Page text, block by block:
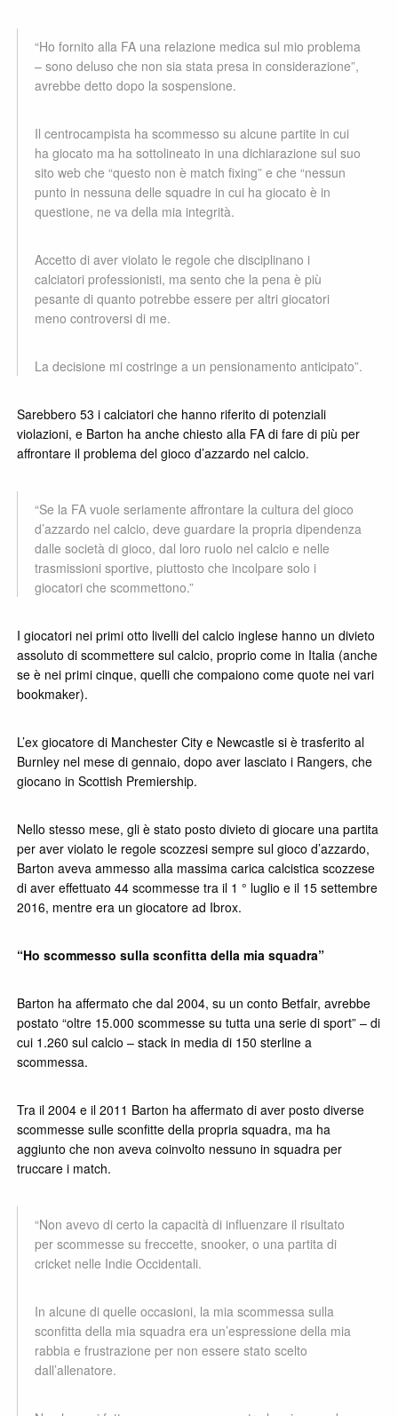
“Ho fornito alla FA una relazione medica sul mio problema
– sono deluso che non sia stata presa in considerazione”,
avrebbe detto dopo la sospensione.
Il centrocampista ha scommesso su alcune partite in cui
ha giocato ma ha sottolineato in una dichiarazione sul suo
sito web che “questo non è match fixing” e che “nessun
punto in nessuna delle squadre in cui ha giocato è in
questione, ne va della mia integrità.
Accetto di aver violato le regole che disciplinano i
calciatori professionisti, ma sento che la pena è più
pesante di quanto potrebbe essere per altri giocatori
meno controversi di me.
La decisione mi costringe a un pensionamento anticipato”.
Sarebbero 53 i calciatori che hanno riferito di potenziali
violazioni, e Barton ha anche chiesto alla FA di fare di più per
affrontare il problema del gioco d’azzardo nel calcio.
“Se la FA vuole seriamente affrontare la cultura del gioco
d’azzardo nel calcio, deve guardare la propria dipendenza
dalle società di gioco, dal loro ruolo nel calcio e nelle
trasmissioni sportive, piuttosto che incolpare solo i
giocatori che scommettono.”
I giocatori nei primi otto livelli del calcio inglese hanno un divieto
assoluto di scommettere sul calcio, proprio come in Italia (anche
se è nei primi cinque, quelli che compaiono come quote nei vari
bookmaker).
L’ex giocatore di Manchester City e Newcastle si è trasferito al
Burnley nel mese di gennaio, dopo aver lasciato i Rangers, che
giocano in Scottish Premiership.
Nello stesso mese, gli è stato posto divieto di giocare una partita
per aver violato le regole scozzesi sempre sul gioco d’azzardo,
Barton aveva ammesso alla massima carica calcistica scozzese
di aver effettuato 44 scommesse tra il 1 ° luglio e il 15 settembre
2016, mentre era un giocatore ad Ibrox.
“Ho scommesso sulla sconfitta della mia squadra”
Barton ha affermato che dal 2004, su un conto Betfair, avrebbe
postato “oltre 15.000 scommesse su tutta una serie di sport” – di
cui 1.260 sul calcio – stack in media di 150 sterline a
scommessa.
Tra il 2004 e il 2011 Barton ha affermato di aver posto diverse
scommesse sulle sconfitte della propria squadra, ma ha
aggiunto che non aveva coinvolto nessuno in squadra per
truccare i match.
“Non avevo di certo la capacità di influenzare il risultato
per scommesse su freccette, snooker, o una partita di
cricket nelle Indie Occidentali.
In alcune di quelle occasioni, la mia scommessa sulla
sconfitta della mia squadra era un’espressione della mia
rabbia e frustrazione per non essere stato scelto
dall’allenatore.